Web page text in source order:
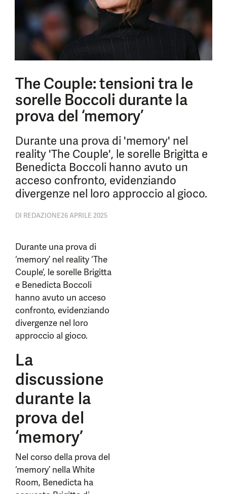
The Couple: tensioni tra le
sorelle Boccoli durante la
prova del ‘memory’
Durante una prova di 'memory' nel
reality 'The Couple', le sorelle Brigitta e
Benedicta Boccoli hanno avuto un
acceso confronto, evidenziando
divergenze nel loro approccio al gioco.
DI REDAZIONE26 APRILE 2025
Durante una prova di
‘memory’ nel reality ‘The
Couple’, le sorelle Brigitta
e Benedicta Boccoli
hanno avuto un acceso
confronto, evidenziando
divergenze nel loro
approccio al gioco.
La
discussione
durante la
prova del
‘memory’
Nel corso della prova del
‘memory’ nella White
Room, Benedicta ha